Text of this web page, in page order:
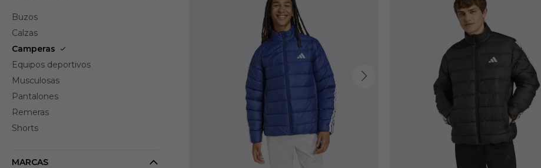
Buzos
Calzas
Camperas
Equipos deportivos
Musculosas
Pantalones
Remeras
Shorts
MARCAS